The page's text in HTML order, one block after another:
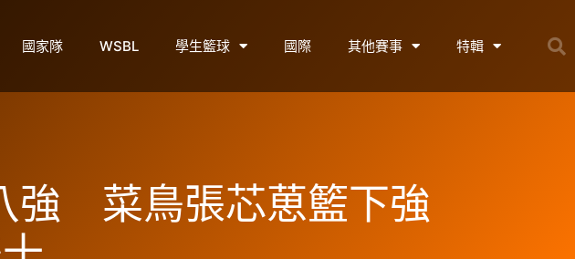
國家隊 WSBL 學生籃球 國際 其他賽事 特輯
強 菜鳥張芯葸籃下強